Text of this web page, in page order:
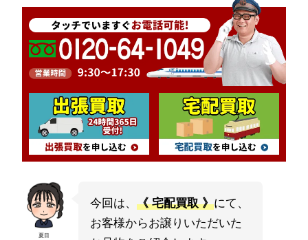
夏目
今回は、 《 宅配買取 》にて、
お客様からお譲りいただいた